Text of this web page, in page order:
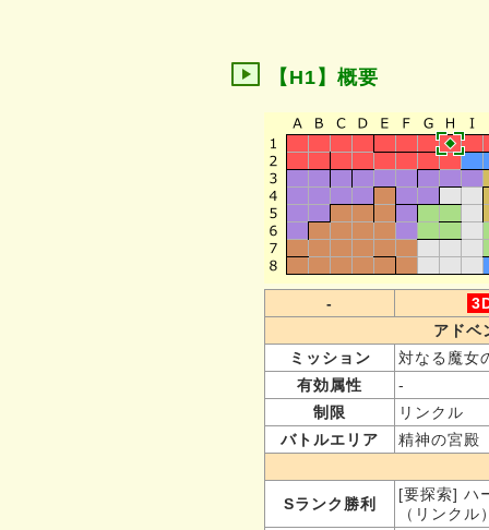
【H1】概要
-
アドベ
ミッション
対なる魔女
有効属性
-
制限
リンクル
バトルエリア
精神の宮殿
Sランク勝利
[要探索] ハ
（リンクル